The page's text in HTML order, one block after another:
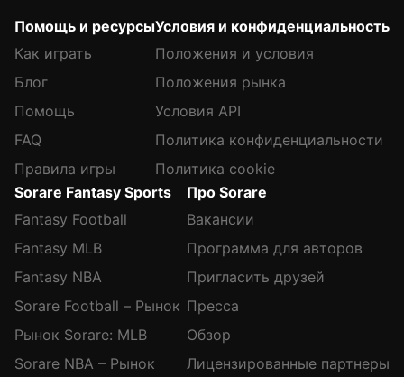
Помощь и ресурсы
Как играть
Блог
Помощь
FAQ
Правила игры
Условия и конфиденциальность
Положения и условия
Положения рынка
Условия API
Политика конфиденциальности
Политика cookie
Sorare Fantasy Sports
Fantasy Football
Fantasy MLB
Fantasy NBA
Sorare Football – Рынок
Рынок Sorare: MLB
Sorare NBA – Рынок
Про Sorare
Вакансии
Программа для авторов
Пригласить друзей
Пресса
Обзор
Лицензированные партнеры